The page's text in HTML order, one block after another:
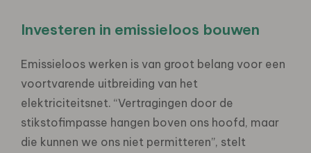
Investeren in emissieloos bouwen
Emissieloos werken is van groot belang voor een
voortvarende uitbreiding van het
elektriciteitsnet. “Vertragingen door de
stikstofimpasse hangen boven ons hoofd, maar
die kunnen we ons niet permitteren”, stelt